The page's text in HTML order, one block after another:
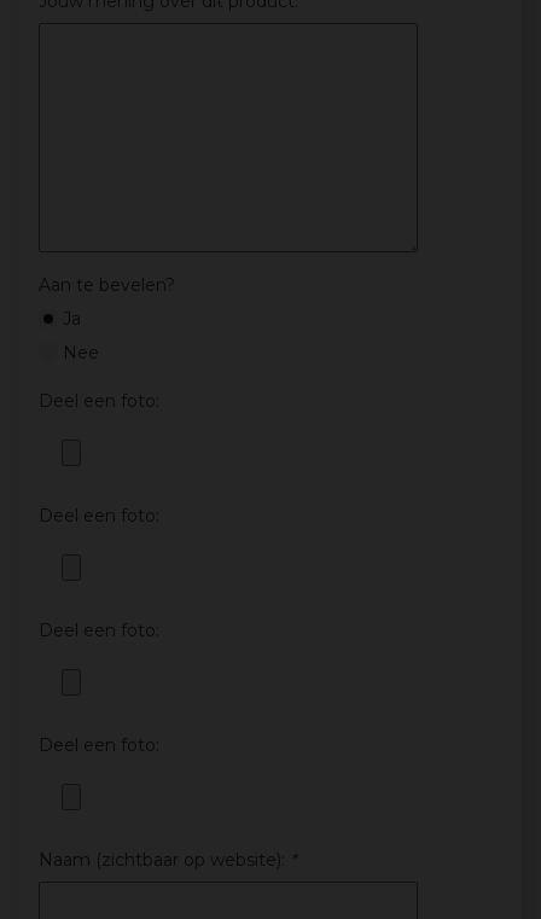
Aan te bevelen?
Ja
Nee
Deel een foto:
Deel een foto:
Deel een foto:
Deel een foto:
Naam (zichtbaar op website): *